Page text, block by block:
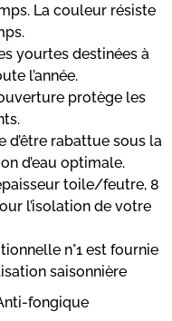
La couleur résiste
yourtes destinées à
l’année.
protège les
d’être rabattue sous la
d’eau optimale.
toile/feutre, 8
l’isolation de votre
n°1 est fournie
saisonnière
fongique